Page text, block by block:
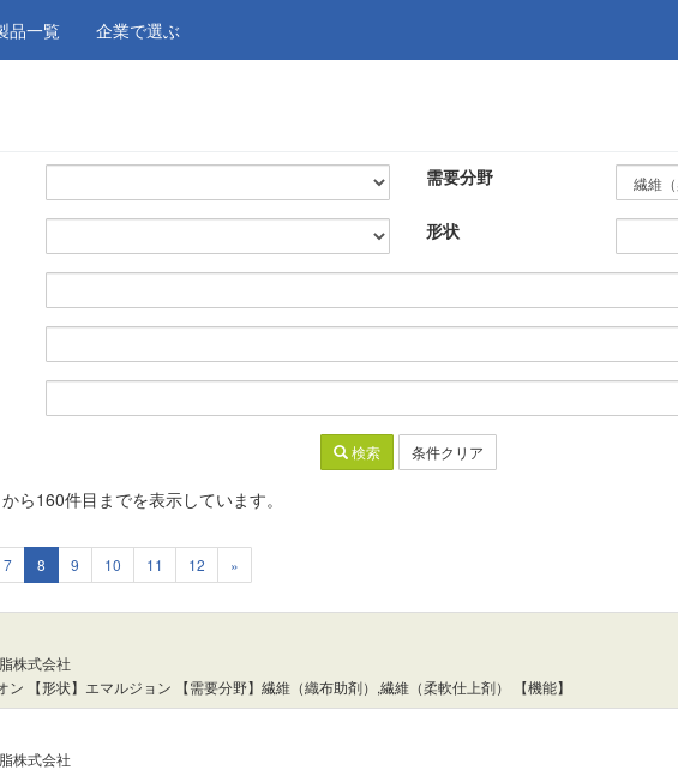
品一覧 企業で選ぶ
需要分野
形状
検索 条件クリア
ら160件目までを表示しています。
7 8 9 10 11 12 »
株式会社
ン 【形状】エマルジョン 【需要分野】繊維（織布助剤）,繊維（柔軟仕上剤） 【機能】
株式会社